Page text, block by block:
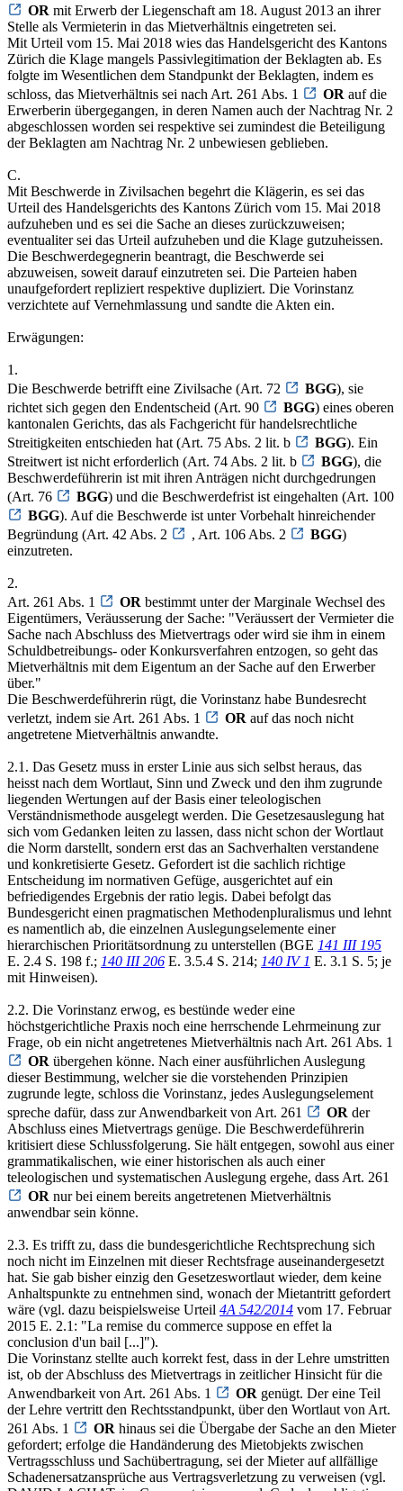
OR mit Erwerb der Liegenschaft am 18. August 2013 an ihrer
Stelle als Vermieterin in das Mietverhältnis eingetreten sei.
Mit Urteil vom 15. Mai 2018 wies das Handelsgericht des Kantons
Zürich die Klage mangels Passivlegitimation der Beklagten ab. Es
folgte im Wesentlichen dem Standpunkt der Beklagten, indem es
schloss, das Mietverhältnis sei nach Art. 261 Abs. 1
OR auf die
Erwerberin übergegangen, in deren Namen auch der Nachtrag Nr. 2
abgeschlossen worden sei respektive sei zumindest die Beteiligung
der Beklagten am Nachtrag Nr. 2 unbewiesen geblieben.
C.
Mit Beschwerde in Zivilsachen begehrt die Klägerin, es sei das
Urteil des Handelsgerichts des Kantons Zürich vom 15. Mai 2018
aufzuheben und es sei die Sache an dieses zurückzuweisen;
eventualiter sei das Urteil aufzuheben und die Klage gutzuheissen.
Die Beschwerdegegnerin beantragt, die Beschwerde sei
abzuweisen, soweit darauf einzutreten sei. Die Parteien haben
unaufgefordert repliziert respektive dupliziert. Die Vorinstanz
verzichtete auf Vernehmlassung und sandte die Akten ein.
Erwägungen:
1.
Die Beschwerde betrifft eine Zivilsache (Art. 72
BGG), sie
richtet sich gegen den Endentscheid (Art. 90
BGG) eines oberen
kantonalen Gerichts, das als Fachgericht für handelsrechtliche
Streitigkeiten entschieden hat (Art. 75 Abs. 2 lit. b
BGG). Ein
Streitwert ist nicht erforderlich (Art. 74 Abs. 2 lit. b
BGG), die
Beschwerdeführerin ist mit ihren Anträgen nicht durchgedrungen
(Art. 76
BGG) und die Beschwerdefrist ist eingehalten (Art. 100
BGG). Auf die Beschwerde ist unter Vorbehalt hinreichender
Begründung (Art. 42 Abs. 2
, Art. 106 Abs. 2 BGG)
einzutreten.
2.
Art. 261 Abs. 1
OR bestimmt unter der Marginale Wechsel des
Eigentümers, Veräusserung der Sache: "Veräussert der Vermieter die
Sache nach Abschluss des Mietvertrags oder wird sie ihm in einem
Schuldbetreibungs- oder Konkursverfahren entzogen, so geht das
Mietverhältnis mit dem Eigentum an der Sache auf den Erwerber
über."
Die Beschwerdeführerin rügt, die Vorinstanz habe Bundesrecht
verletzt, indem sie Art. 261 Abs. 1
OR auf das noch nicht
angetretene Mietverhältnis anwandte.
2.1. Das Gesetz muss in erster Linie aus sich selbst heraus, das
heisst nach dem Wortlaut, Sinn und Zweck und den ihm zugrunde
liegenden Wertungen auf der Basis einer teleologischen
Verständnismethode ausgelegt werden. Die Gesetzesauslegung hat
sich vom Gedanken leiten zu lassen, dass nicht schon der Wortlaut
die Norm darstellt, sondern erst das an Sachverhalten verstandene
und konkretisierte Gesetz. Gefordert ist die sachlich richtige
Entscheidung im normativen Gefüge, ausgerichtet auf ein
befriedigendes Ergebnis der ratio legis. Dabei befolgt das
Bundesgericht einen pragmatischen Methodenpluralismus und lehnt
es namentlich ab, die einzelnen Auslegungselemente einer
hierarchischen Prioritätsordnung zu unterstellen (BGE 141 III 195
E. 2.4 S. 198 f.; 140 III 206 E. 3.5.4 S. 214; 140 IV 1 E. 3.1 S. 5; je
mit Hinweisen).
2.2. Die Vorinstanz erwog, es bestünde weder eine
höchstgerichtliche Praxis noch eine herrschende Lehrmeinung zur
Frage, ob ein nicht angetretenes Mietverhältnis nach Art. 261 Abs. 1
OR übergehen könne. Nach einer ausführlichen Auslegung
dieser Bestimmung, welcher sie die vorstehenden Prinzipien
zugrunde legte, schloss die Vorinstanz, jedes Auslegungselement
spreche dafür, dass zur Anwendbarkeit von Art. 261
OR der
Abschluss eines Mietvertrags genüge. Die Beschwerdeführerin
kritisiert diese Schlussfolgerung. Sie hält entgegen, sowohl aus einer
grammatikalischen, wie einer historischen als auch einer
teleologischen und systematischen Auslegung ergehe, dass Art. 261
OR nur bei einem bereits angetretenen Mietverhältnis
anwendbar sein könne.
2.3. Es trifft zu, dass die bundesgerichtliche Rechtsprechung sich
noch nicht im Einzelnen mit dieser Rechtsfrage auseinandergesetzt
hat. Sie gab bisher einzig den Gesetzeswortlaut wieder, dem keine
Anhaltspunkte zu entnehmen sind, wonach der Mietantritt gefordert
wäre (vgl. dazu beispielsweise Urteil 4A 542/2014 vom 17. Februar
2015 E. 2.1: "La remise du commerce suppose en effet la
conclusion d'un bail [...]").
Die Vorinstanz stellte auch korrekt fest, dass in der Lehre umstritten
ist, ob der Abschluss des Mietvertrags in zeitlicher Hinsicht für die
Anwendbarkeit von Art. 261 Abs. 1
OR genügt. Der eine Teil
der Lehre vertritt den Rechtsstandpunkt, über den Wortlaut von Art.
261 Abs. 1
OR hinaus sei die Übergabe der Sache an den Mieter
gefordert; erfolge die Handänderung des Mietobjekts zwischen
Vertragsschluss und Sachübertragung, sei der Mieter auf allfällige
Schadenersatzansprüche aus Vertragsverletzung zu verweisen (vgl.